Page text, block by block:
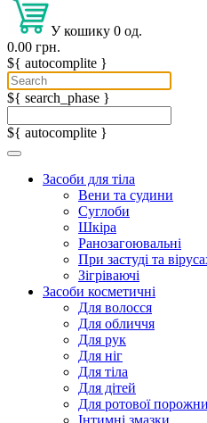
У кошику 0 од.
0.00 грн.
${ autocomplite }
${ search_phase }
${ autocomplite }
Засоби для тіла
Вени та судини
Суглоби
Шкіра
Ранозагоювальні
При застуді та
Зігріваючі
Засоби косметичні
Для волосся
Для обличчя
Для рук
Для ніг
Для тіла
Для дітей
Для ротової